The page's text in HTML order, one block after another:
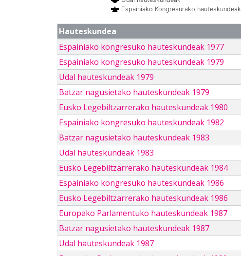
Espainiako Kongresurako hauteskundeak
Hauteskundea
Espainiako kongresuko hauteskundeak 1977
Espainiako kongresuko hauteskundeak 1979
Udal hauteskundeak 1979
Batzar nagusietako hauteskundeak 1979
Eusko Legebiltzarrerako hauteskundeak 1980
Espainiako kongresuko hauteskundeak 1982
Batzar nagusietako hauteskundeak 1983
Udal hauteskundeak 1983
Eusko Legebiltzarrerako hauteskundeak 1984
Espainiako kongresuko hauteskundeak 1986
Eusko Legebiltzarrerako hauteskundeak 1986
Europako Parlamentuko hauteskundeak 1987
Batzar nagusietako hauteskundeak 1987
Udal hauteskundeak 1987